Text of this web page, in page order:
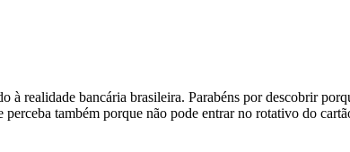
realidade bancária brasileira. Parabéns por descobrir
também porque não pode entrar no rotativo do